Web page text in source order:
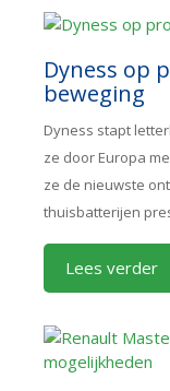
Dyness op
beweging
Dyness stapt
ze door Europa
ze de nieuwste
thuisbatterijen
Lees verder